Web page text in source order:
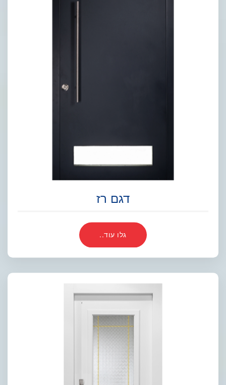
דגם רז
גלו עוד..